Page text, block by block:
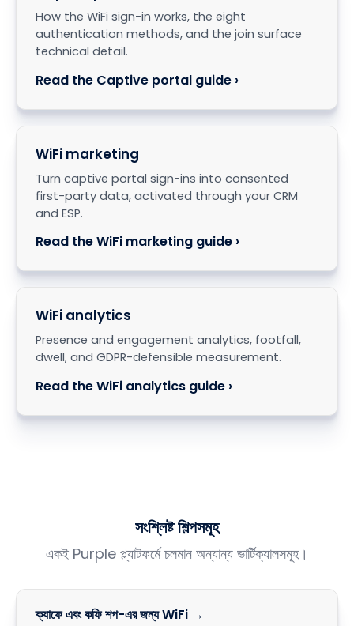
How the WiFi sign-in works, the eight
authentication methods, and the join surface
technical detail.
Read the Captive portal guide ›
WiFi marketing
Turn captive portal sign-ins into consented
first-party data, activated through your CRM
and ESP.
Read the WiFi marketing guide ›
WiFi analytics
Presence and engagement analytics, footfall,
dwell, and GDPR-defensible measurement.
Read the WiFi analytics guide ›
সংশ্লিষ্ট শিল্পসমূহ
একই Purple প্ল্যাটফর্মে চলমান অন্যান্য ভার্টিক্যালসমূহ।
ক্যাফে এবং কফি শপ-এর জন্য WiFi →